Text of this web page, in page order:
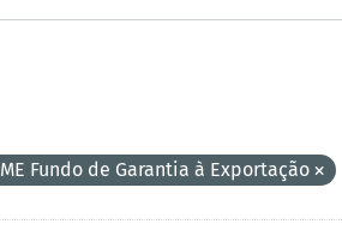
Fundo de Garantia à Exportação